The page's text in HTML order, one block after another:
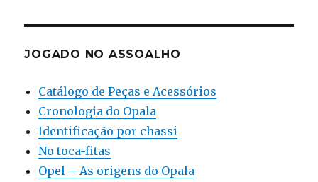
JOGADO NO ASSOALHO
Catálogo de Peças e Acessórios
Cronologia do Opala
Identificação por chassi
No toca-fitas
Opel – As origens do Opala